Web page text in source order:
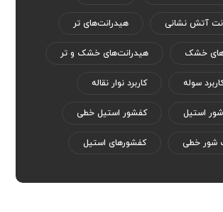
آتش نشانی هیدرانت‌های تر
خشک هیدرانت‌های خشک و تر
سوله کاربرد نوار نقاله
استیل کفشور استیل خطی
شور خطی کفشورهای استیل